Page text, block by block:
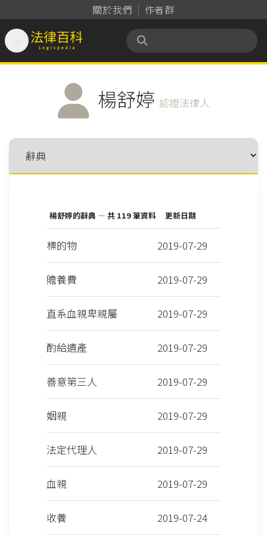
關於我們 作者群
法律百科 Legispedia
楊舒婷 認證法律人
楊舒婷的辭典 — 共 119 筆資料 更新日期
標的物 2019-07-29
贍養費 2019-07-29
直系血親卑親屬 2019-07-29
酌給遺產 2019-07-29
善意第三人 2019-07-29
姻親 2019-07-29
法定代理人 2019-07-29
血親 2019-07-29
收養 2019-07-24